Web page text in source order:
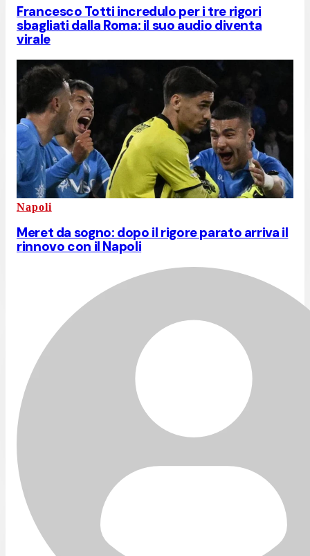
Francesco Totti incredulo per i tre rigori
sbagliati dalla Roma: il suo audio diventa
virale
Napoli
Meret da sogno: dopo il rigore parato arriva il
rinnovo con il Napoli